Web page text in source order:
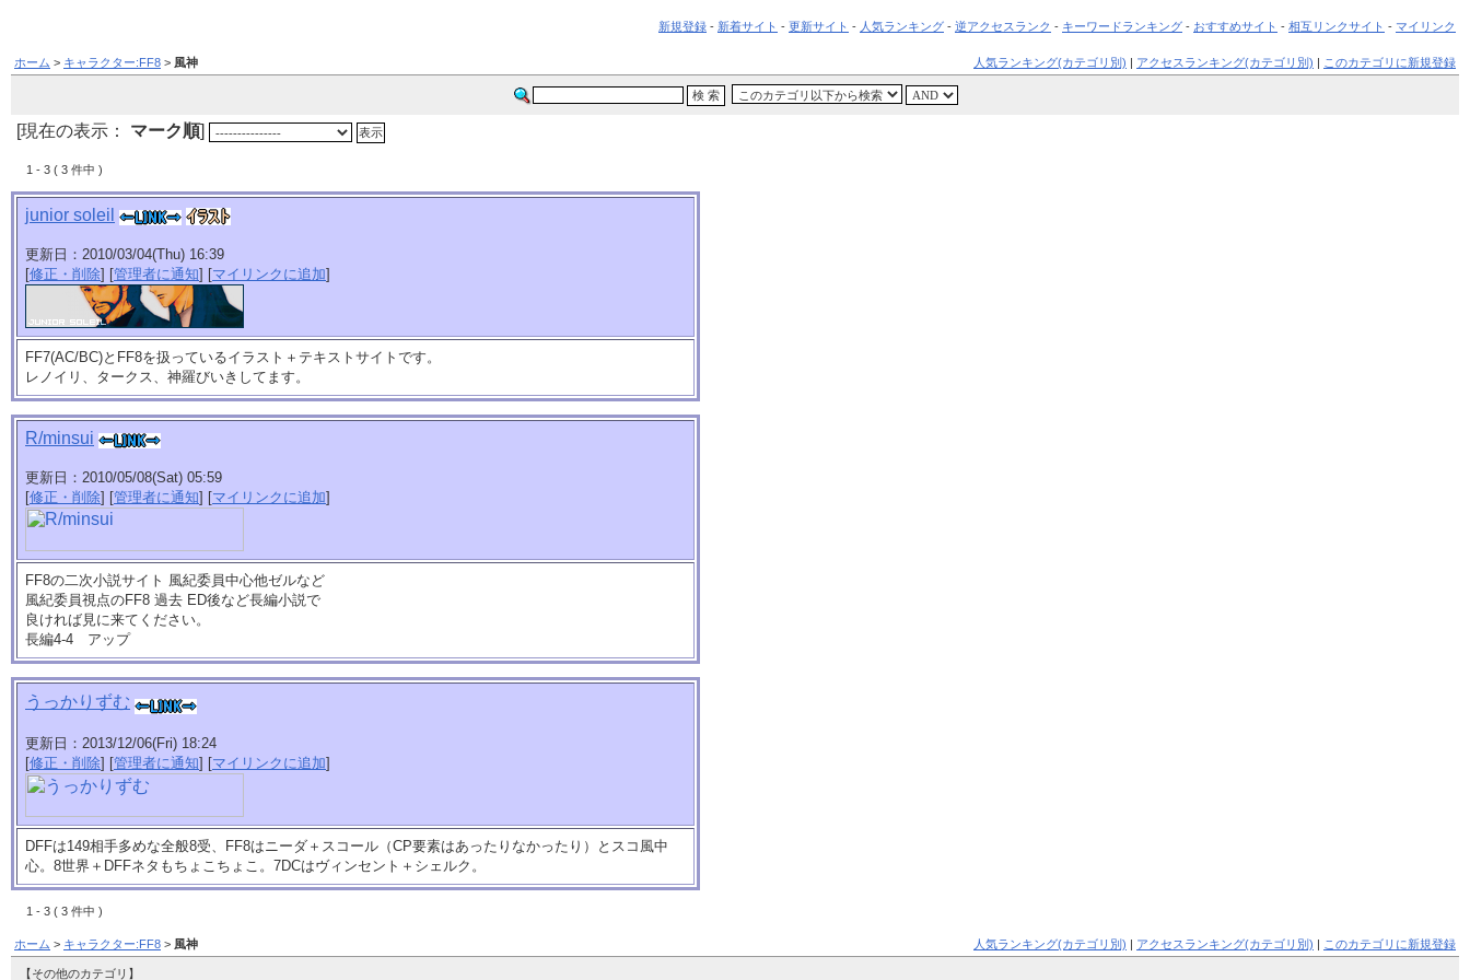
新規登録 - 新着サイト - 更新サイト - 人気ランキング - 逆アクセスランク - キーワードランキング - おすすめサイト - 相互リンクサイト - マイリンク
ホーム > キャラクター:FF8 > 風神 人気ランキング(カテゴリ別) | アクセスランキング(カテゴリ別) | このカテゴリに新規登録
[現在の表示： マーク順]
1 - 3 ( 3 件中 )
junior soleil
更新日：2010/03/04(Thu) 16:39
[修正・削除] [管理者に通知] [マイリンクに追加]
FF7(AC/BC)とFF8を扱っているイラスト＋テキストサイトです。
レノイリ、タークス、神羅びいきしてます。
R/minsui
更新日：2010/05/08(Sat) 05:59
[修正・削除] [管理者に通知] [マイリンクに追加]
FF8の二次小説サイト 風紀委員中心他ゼルなど
風紀委員視点のFF8 過去 ED後など長編小説で
良ければ見に来てください。
長編4-4 アップ
うっかりずむ
更新日：2013/12/06(Fri) 18:24
[修正・削除] [管理者に通知] [マイリンクに追加]
DFFは149相手多めな全般8受、FF8はニーダ＋スコール（CP要素はあったりなかったり）とスコ風中
心。8世界＋DFFネタもちょこちょこ。7DCはヴィンセント＋シェルク。
1 - 3 ( 3 件中 )
ホーム > キャラクター:FF8 > 風神 人気ランキング(カテゴリ別) | アクセスランキング(カテゴリ別) | このカテゴリに新規登録
【その他のカテゴリ】